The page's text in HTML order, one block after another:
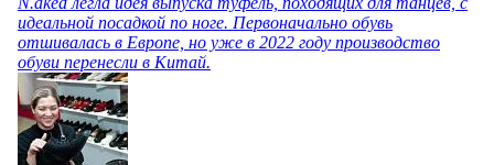
идеальной посадкой по ноге. Первоначально обувь
отшивалась в Европе, но уже в 2022 году производство
обуви перенесли в Китай.